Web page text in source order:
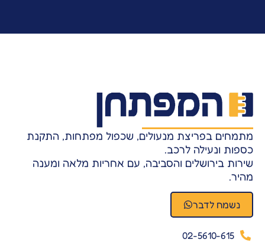
מתמחים בפריצת מנעולים, שכפול מפתחות, התקנת
כספות ונעילה לרכב.
שירות בירושלים והסביבה, עם אחריות מלאה ומענה
מהיר.
נשמח לדבר
02-5610-615